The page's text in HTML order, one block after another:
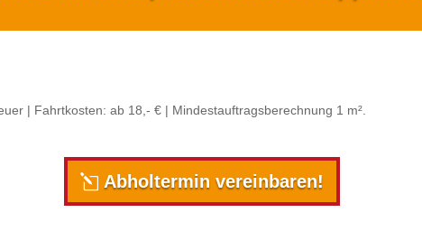
| Fahrtkosten: ab 18,- € | Mindestauftragsberechnung 1 m².
Abholtermin vereinbaren!